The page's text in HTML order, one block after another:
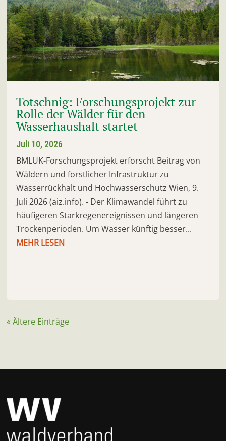
Totschnig: Forschungsprojekt zur
Rolle der Wälder für den
Wasserhaushalt startet
Juli 10, 2026
BMLUK-Forschungsprojekt erforscht Beitrag von
Wäldern und forstlicher Infrastruktur zu
Wasserrückhalt und Hochwasserschutz Wien, 9.
Juli 2026 (aiz.info). - Der Klimawandel führt zu
häufigeren Starkregenereignissen und längeren
Trockenperioden. Um Wasser künftig besser...
MEHR LESEN
« Ältere Einträge